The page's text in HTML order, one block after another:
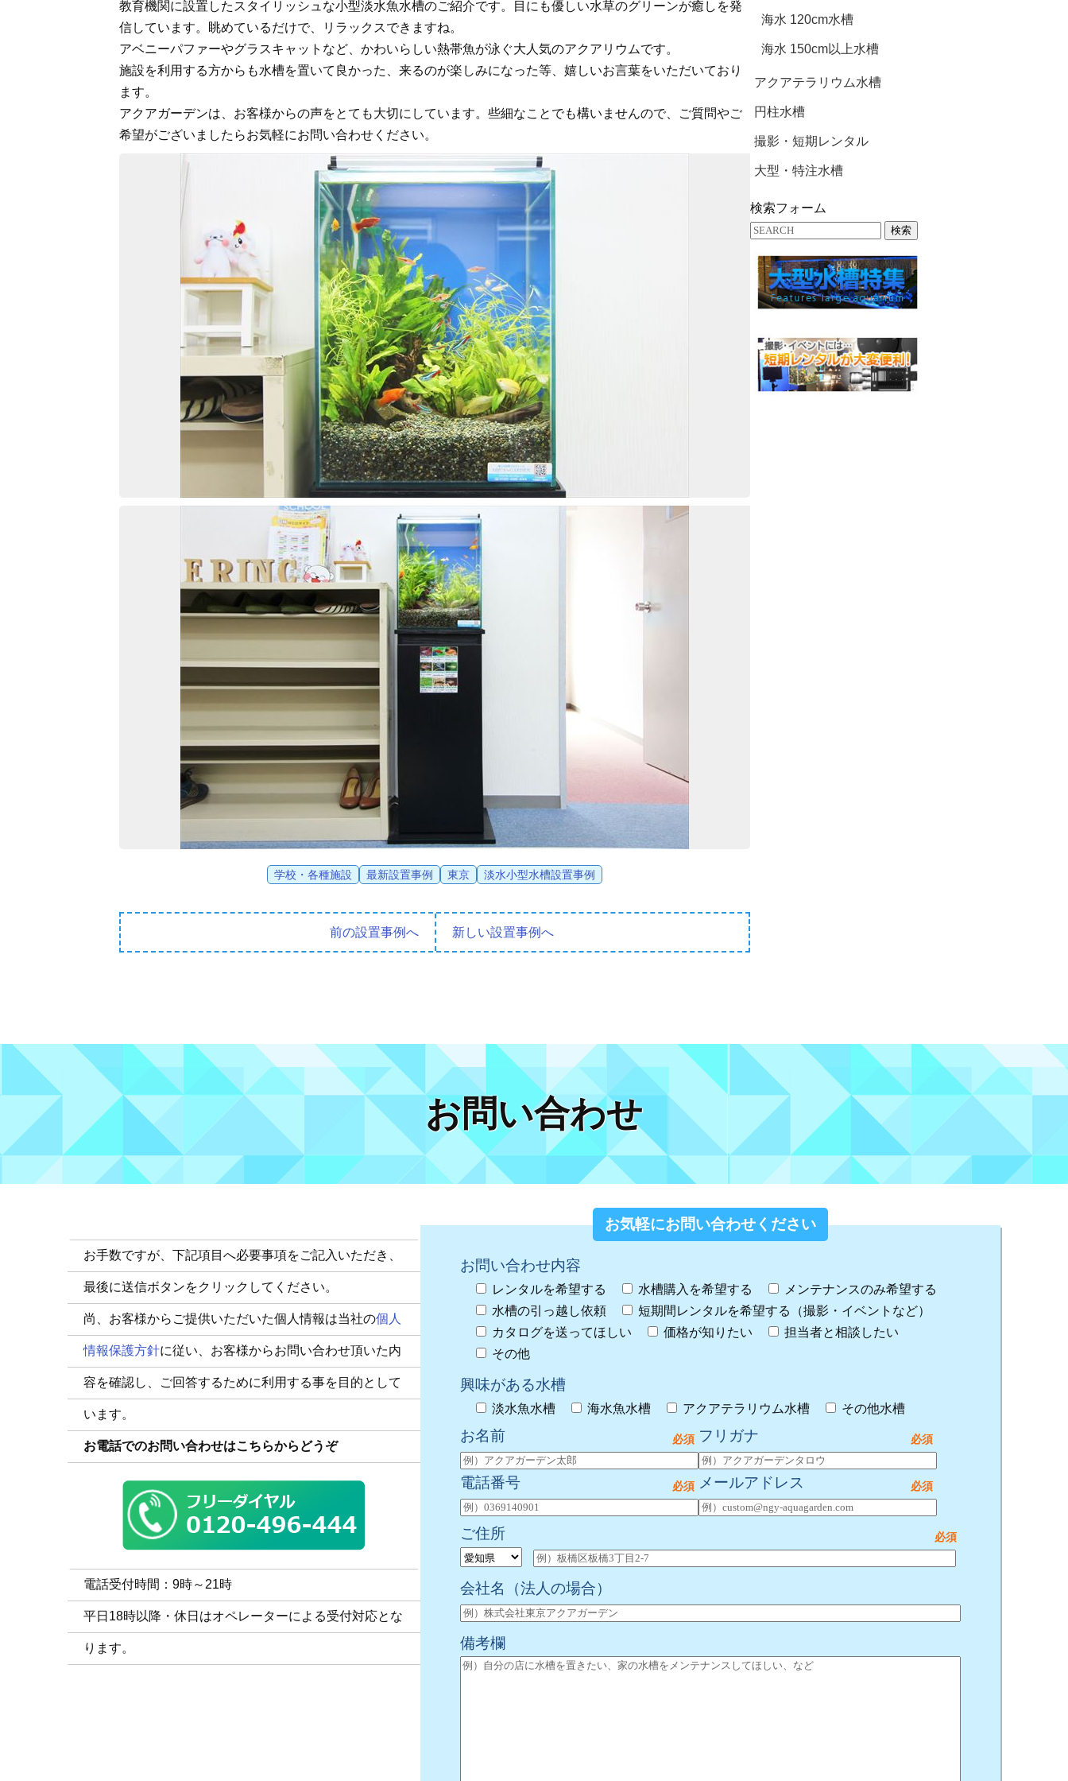
教育機関に設置したスタイリッシュな小型淡水魚水槽のご紹介です。目にも優しい水草のグリーンが癒しを発
信しています。眺めているだけで、リラックスできますね。
アベニーパファーやグラスキャットなど、かわいらしい熱帯魚が泳ぐ大人気のアクアリウムです。
施設を利用する方からも水槽を置いて良かった、来るのが楽しみになった等、嬉しいお言葉をいただいており
ます。
アクアガーデンは、お客様からの声をとても大切にしています。些細なことでも構いませんので、ご質問やご
希望がございましたらお気軽にお問い合わせください。
学校・各種施設 最新設置事例 東京 淡水小型水槽設置事例
前の設置事例へ 新しい設置事例へ
海水 120cm水槽
海水 150cm以上水槽
アクアテラリウム水槽
円柱水槽
撮影・短期レンタル
大型・特注水槽
検索フォーム
検索
お問い合わせ
お手数ですが、下記項目へ必要事項をご記入いただき、
最後に送信ボタンをクリックしてください。
尚、お客様からご提供いただいた個人情報は当社の個人
情報保護方針に従い、お客様からお問い合わせ頂いた内
容を確認し、ご回答するために利用する事を目的として
います。
お電話でのお問い合わせはこちらからどうぞ
電話受付時間：9時～21時
平日18時以降・休日はオペレーターによる受付対応とな
ります。
お気軽にお問い合わせください
お問い合わせ内容
レンタルを希望する 水槽購入を希望する
メンテナンスのみ希望する
水槽の引っ越し依頼
短期間レンタルを希望する（撮影・イベントなど）
カタログを送ってほしい
価格が知りたい
担当者と相談したい
その他
興味がある水槽
淡水魚水槽 海水魚水槽 アクアテラリウム水槽 その他水槽
お名前 フリガナ
電話番号 メールアドレス
ご住所
会社名 （法人の場合）
備考欄